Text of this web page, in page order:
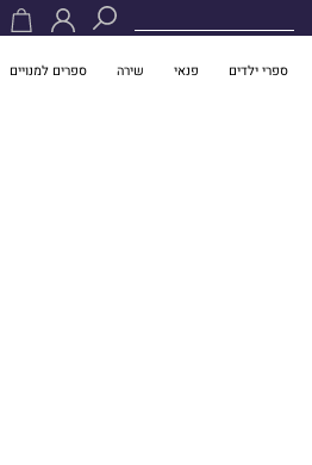
ספרי ילדים פנאי שירה ספרים למנויים